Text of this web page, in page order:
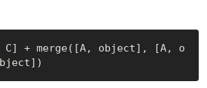
C] + merge([A, object], [A, o